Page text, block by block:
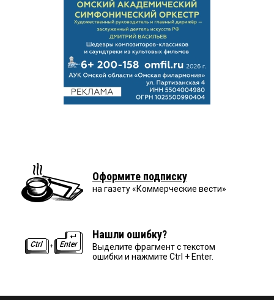
Оформите подписку
на газету «Коммерческие вести»
Нашли ошибку?
Выделите фрагмент с текстом
ошибки и нажмите Ctrl + Enter.